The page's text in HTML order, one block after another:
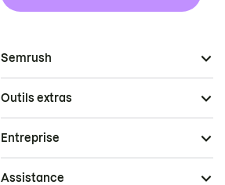
Semrush
Outils extras
Entreprise
Assistance